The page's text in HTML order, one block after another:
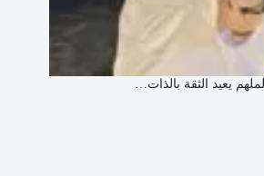
يعيد الثقة بالذات…